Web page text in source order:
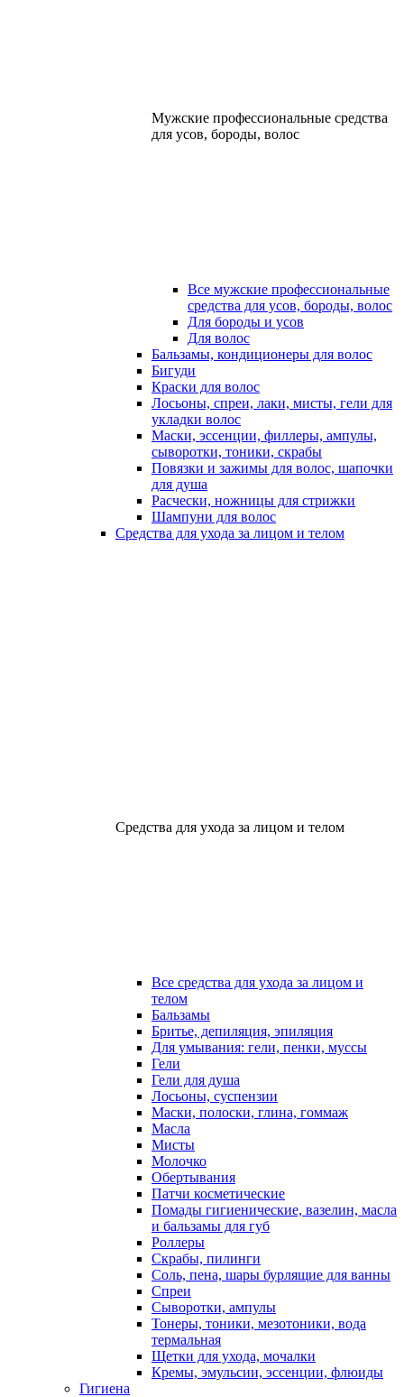
Мужские профессиональные средства
для усов, бороды, волос
Все мужские профессиональные
средства для усов, бороды, волос
Для бороды и усов
Для волос
Бальзамы, кондиционеры для волос
Бигуди
Краски для волос
Лосьоны, спреи, лаки, мисты, гели для
укладки волос
Маски, эссенции, филлеры, ампулы,
сыворотки, тоники, скрабы
Повязки и зажимы для волос, шапочки
для душа
Расчески, ножницы для стрижки
Шампуни для волос
Средства для ухода за лицом и телом
Средства для ухода за лицом и телом
Все средства для ухода за лицом и
телом
Бальзамы
Бритье, депиляция, эпиляция
Для умывания: гели, пенки, муссы
Гели
Гели для душа
Лосьоны, суспензии
Маски, полоски, глина, гоммаж
Масла
Мисты
Молочко
Обертывания
Патчи косметические
Помады гигиенические, вазелин, масла
и бальзамы для губ
Роллеры
Скрабы, пилинги
Соль, пена, шары бурлящие для ванны
Спреи
Сыворотки, ампулы
Тонеры, тоники, мезотоники, вода
термальная
Щетки для ухода, мочалки
Кремы, эмульсии, эссенции, флюиды
Гигиена